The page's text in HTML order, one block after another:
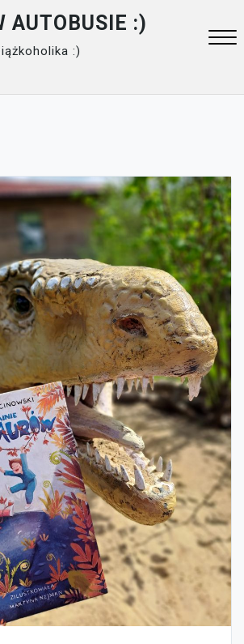
AUTOBUSIE :)
:)